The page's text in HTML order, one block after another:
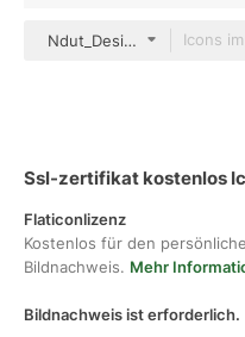
Ndut_Design Detailed
Ssl-zertifikat kostenlos
Flaticonlizenz
Kostenlos für den
Bildnachweis. Mehr
Bildnachweis ist erforderlich.